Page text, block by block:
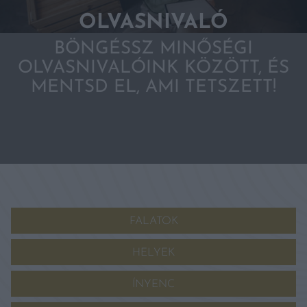
OLVASNIVALÓ
BÖNGÉSSZ MINŐSÉGI
OLVASNIVALÓINK KÖZÖTT, ÉS
MENTSD EL, AMI TETSZETT!
FALATOK
HELYEK
ÍNYENC